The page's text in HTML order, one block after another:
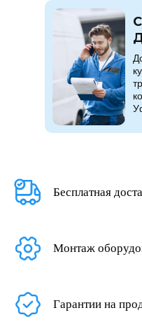
Бесплатная
Монтаж
Гарантии на